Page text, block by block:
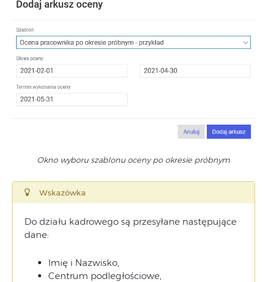
Okno wyboru szablonu oceny po okresie próbnym
Wskazówka
Do działu kadrowego są przesyłane następujące
dane:
Imię i Nazwisko,
Centrum podległościowe,